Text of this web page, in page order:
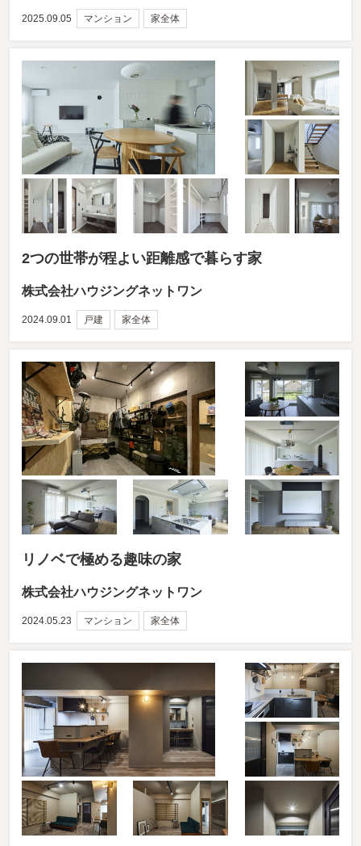
2025.09.05 マンション 家全体
2つの世帯が程よい距離感で暮らす家
株式会社ハウジングネットワン
2024.09.01 戸建 家全体
リノベで極める趣味の家
株式会社ハウジングネットワン
2024.05.23 マンション 家全体